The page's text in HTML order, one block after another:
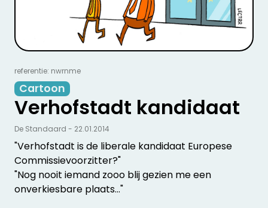
referentie: nwrnme
Cartoon
Verhofstadt kandidaat
"Verhofstadt is de liberale kandidaat Europese
Commissievoorzitter?"
"Nog nooit iemand zooo blij gezien me een
onverkiesbare plaats..."
De Standaard - 22.01.2014